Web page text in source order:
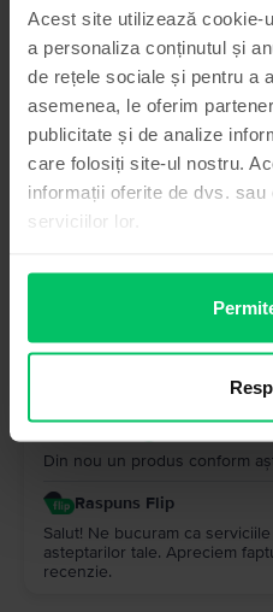
Acest site utilizează cookie-
a personaliza conținutul și
de rețele sociale și pentru a
asemenea, le oferim
publicitate și de analize
care folosiți site-ul nostru.
informații oferite de dvs.
serviciilor lor.
Apple iPhone 11, Black, 128
Telefon super
5/5 Review verificat
Telefonul este super cu
telefoane bravo flip
Raspuns Flip
Salut! Multumim pentru
05 Aug
Apple iPad Air 5 10.9"
GB, Ca nou
Din nou un produs conform
Raspuns Flip
Salut! Ne bucuram ca
asteptarilor tale. Apreciem
recenzie.